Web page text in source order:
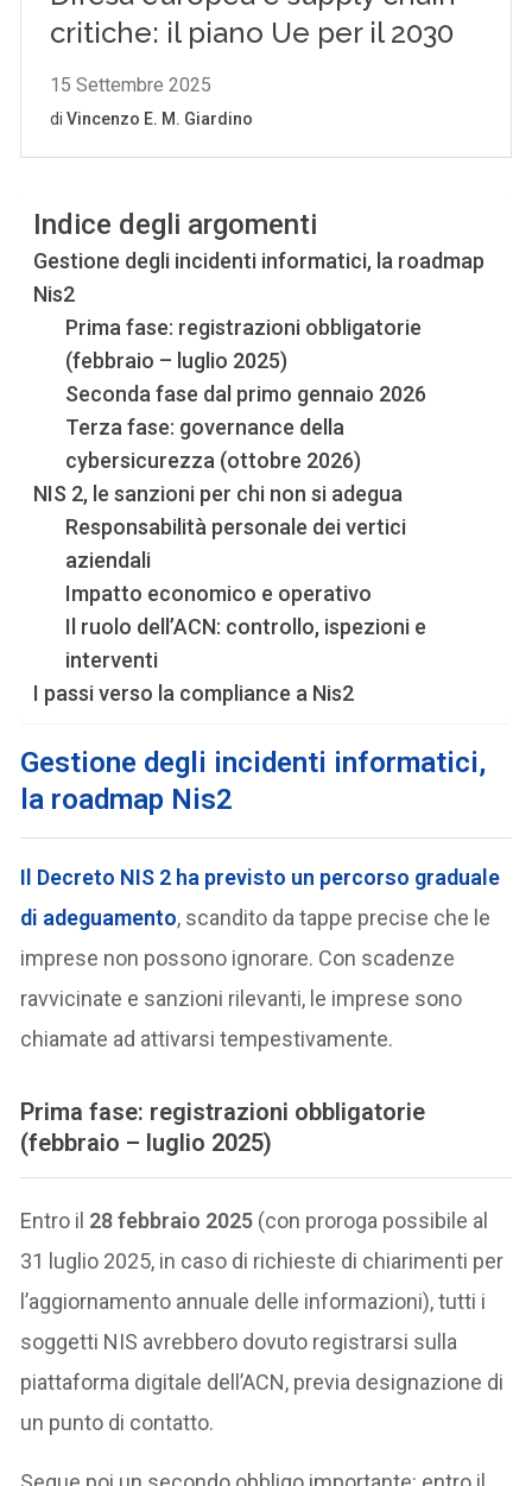
Indice degli argomenti
Gestione degli incidenti informatici, la roadmap
Nis2
Prima fase: registrazioni obbligatorie
(febbraio – luglio 2025)
Seconda fase dal primo gennaio 2026
Terza fase: governance della
cybersicurezza (ottobre 2026)
NIS 2, le sanzioni per chi non si adegua
Responsabilità personale dei vertici
aziendali
Impatto economico e operativo
Il ruolo dell’ACN: controllo, ispezioni e
interventi
I passi verso la compliance a Nis2
Gestione degli incidenti informatici,
la roadmap Nis2
Il Decreto NIS 2 ha previsto un percorso graduale
di adeguamento, scandito da tappe precise che le
imprese non possono ignorare. Con scadenze
ravvicinate e sanzioni rilevanti, le imprese sono
chiamate ad attivarsi tempestivamente.
Prima fase: registrazioni obbligatorie
(febbraio – luglio 2025)
Entro il 28 febbraio 2025 (con proroga possibile al
31 luglio 2025, in caso di richieste di chiarimenti per
l’aggiornamento annuale delle informazioni), tutti i
soggetti NIS avrebbero dovuto registrarsi sulla
piattaforma digitale dell’ACN, previa designazione di
un punto di contatto.